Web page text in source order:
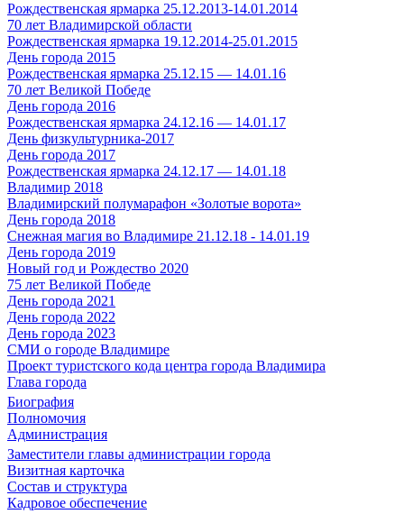
Рождественская ярмарка 25.12.2013-14.01.2014
70 лет Владимирской области
Рождественская ярмарка 19.12.2014-25.01.2015
День города 2015
Рождественская ярмарка 25.12.15 — 14.01.16
70 лет Великой Победе
День города 2016
Рождественская ярмарка 24.12.16 — 14.01.17
День физкультурника-2017
День города 2017
Рождественская ярмарка 24.12.17 — 14.01.18
Владимир 2018
Владимирский полумарафон «Золотые ворота»
День города 2018
Снежная магия во Владимире 21.12.18 - 14.01.19
День города 2019
Новый год и Рождество 2020
75 лет Великой Победе
День города 2021
День города 2022
День города 2023
СМИ о городе Владимире
Проект туристского кода центра города Владимира
Глава города
Биография
Полномочия
Администрация
Заместители главы администрации города
Визитная карточка
Состав и структура
Кадровое обеспечение